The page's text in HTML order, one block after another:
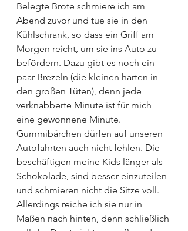
Belegte Brote schmiere ich am
Abend zuvor und tue sie in den
Kühlschrank, so dass ein Griff am
Morgen reicht, um sie ins Auto zu
befördern. Dazu gibt es noch ein
paar Brezeln (die kleinen harten in
den großen Tüten), denn jede
verknabberte Minute ist für mich
eine gewonnene Minute.
Gummibärchen dürfen auf unseren
Autofahrten auch nicht fehlen. Die
beschäftigen meine Kids länger als
Schokolade, sind besser einzuteilen
und schmieren nicht die Sitze voll.
Allerdings reiche ich sie nur in
Maßen nach hinten, denn schließlich